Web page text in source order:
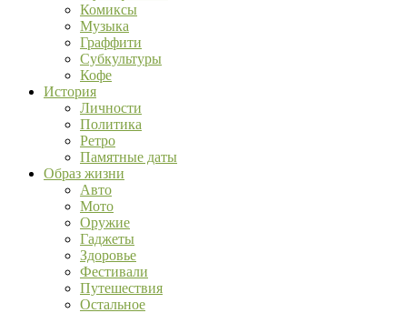
Комиксы
Музыка
Граффити
Субкультуры
Кофе
История
Личности
Политика
Ретро
Памятные даты
Образ жизни
Авто
Мото
Оружие
Гаджеты
Здоровье
Фестивали
Путешествия
Остальное